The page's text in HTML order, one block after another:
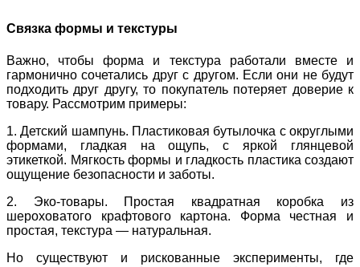
Связка формы и текстуры
Важно, чтобы форма и текстура работали вместе и
гармонично сочетались друг с другом. Если они не будут
подходить друг другу, то покупатель потеряет доверие к
товару. Рассмотрим примеры:
1. Детский шампунь. Пластиковая бутылочка с округлыми
формами, гладкая на ощупь, с яркой глянцевой
этикеткой. Мягкость формы и гладкость пластика создают
ощущение безопасности и заботы.
2. Эко-товары. Простая квадратная коробка из
шероховатого крафтового картона. Форма честная и
простая, текстура — натуральная.
Но существуют и рискованные эксперименты, где